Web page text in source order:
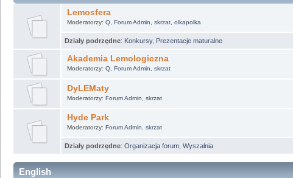
Lemosfera
Moderatorzy: Q, Forum Admin skrzat, olkapolka
Działy podrzędne: Konkursy, Prezentacje maturalne
Akademia Lemologiczna
Moderatorzy: Q, Forum Admin skrzat
DyLEMaty
Moderatorzy: Forum Admin skrzat
Hyde Park
Moderatorzy: Forum Admin skrzat
Działy podrzędne: Organizacja forum Wyszalnia
English